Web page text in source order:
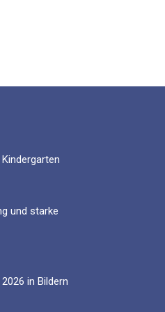
und starke
in Bildern